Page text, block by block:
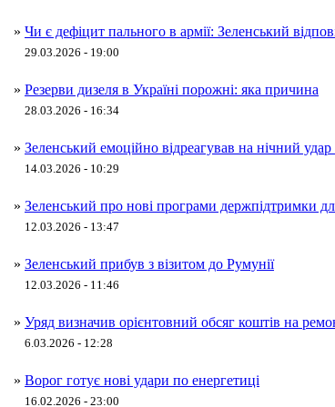
» Чи є дефіцит пального в армії: Зеленський
29.03.2026 - 19:00
» Резерви дизеля в Україні порожні: яка причина
28.03.2026 - 16:34
» Зеленський емоційно відреагував на нічний
14.03.2026 - 10:29
» Зеленський про нові програми держпідтримки
12.03.2026 - 13:47
» Зеленський прибув з візитом до Румунії
12.03.2026 - 11:46
» Уряд визначив орієнтовний обсяг коштів на
6.03.2026 - 12:28
» Ворог готує нові удари по енергетиці
16.02.2026 - 23:00